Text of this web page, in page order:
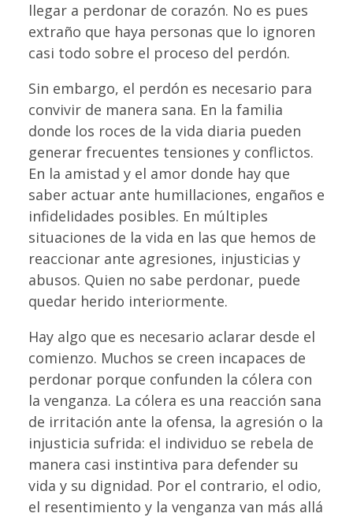
llegar a perdonar de corazón. No es pues
extraño que haya personas que lo ignoren
casi todo sobre el proceso del perdón.
Sin embargo, el perdón es necesario para
convivir de manera sana. En la familia
donde los roces de la vida diaria pueden
generar frecuentes tensiones y conflictos.
En la amistad y el amor donde hay que
saber actuar ante humillaciones, engaños e
infidelidades posibles. En múltiples
situaciones de la vida en las que hemos de
reaccionar ante agresiones, injusticias y
abusos. Quien no sabe perdonar, puede
quedar herido interiormente.
Hay algo que es necesario aclarar desde el
comienzo. Muchos se creen incapaces de
perdonar porque confunden la cólera con
la venganza. La cólera es una reacción sana
de irritación ante la ofensa, la agresión o la
injusticia sufrida: el individuo se rebela de
manera casi instintiva para defender su
vida y su dignidad. Por el contrario, el odio,
el resentimiento y la venganza van más allá